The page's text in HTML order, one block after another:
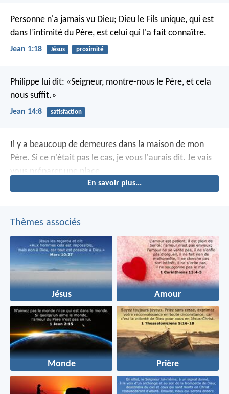
Personne n'a jamais vu Dieu; Dieu le Fils unique, qui est
dans l’intimité du Père, est celui qui l'a fait connaître.
Jean 1:18 Jésus proximité
Philippe lui dit: «Seigneur, montre-nous le Père, et cela
nous suffit.»
Jean 14:8 satisfaction
Il y a beaucoup de demeures dans la maison de mon
Père. Si ce n'était pas le cas, je vous l'aurais dit. Je vais
vous préparer une place.
En savoir plus...
Thèmes associés
Jésus Amour
Monde Prière